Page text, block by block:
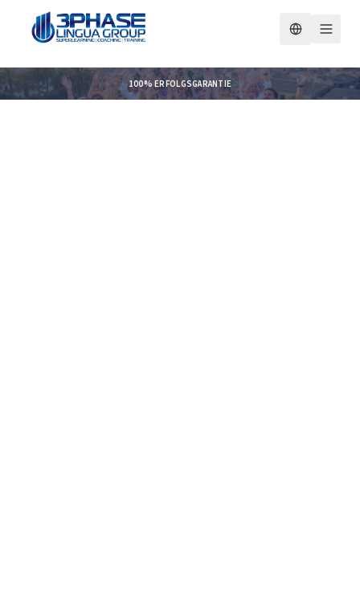
SPEZIELL AN DEN KUNDEN ANGEPASSTE SPRACHKURSE